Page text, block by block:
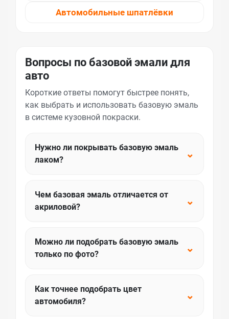
Автомобильные шпатлёвки
Вопросы по базовой эмали для
авто
Короткие ответы помогут быстрее понять,
как выбрать и использовать базовую эмаль
в системе кузовной покраски.
Нужно ли покрывать базовую эмаль
лаком?
⌄
Чем базовая эмаль отличается от
акриловой?
⌄
Можно ли подобрать базовую эмаль
только по фото?
⌄
Как точнее подобрать цвет
автомобиля?
⌄